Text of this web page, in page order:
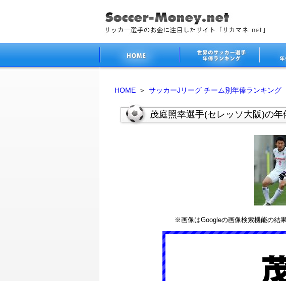
HOME ＞ サッカーJリーグ チーム別年俸ランキング
茂庭照幸選手(セレッソ大阪)の年
※画像はGoogleの画像検索機能の結